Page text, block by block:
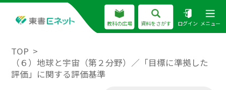
教科の広場 資料をさがす ログイン メニュー
TOP
（６）地球と宇宙（第２分野）／「目標に準拠した
評価」に関する評価基準